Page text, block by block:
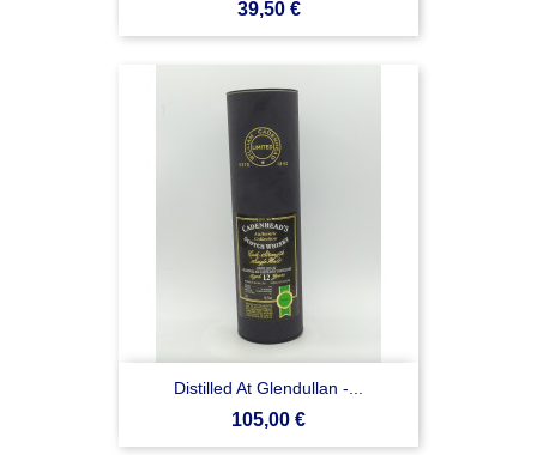
Prezzo
39,50 €
Distilled At Glendullan -...
Prezzo
105,00 €